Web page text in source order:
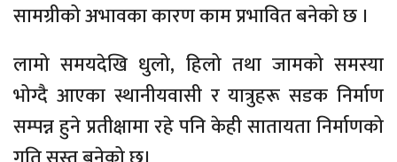
सामग्रीको अभावका कारण काम प्रभावित बनेको छ ।
लामो समयदेखि धुलो, हिलो तथा जामको समस्या
भोग्दै आएका स्थानीयवासी र यात्रुहरू सडक निर्माण
सम्पन्न हुने प्रतीक्षामा रहे पनि केही सातायता निर्माणको